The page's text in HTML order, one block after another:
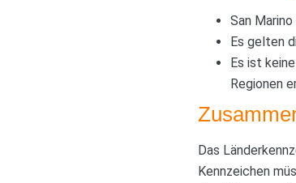
San
Es gelten
Es ist keine
Regionen
Das
Kennzeichen